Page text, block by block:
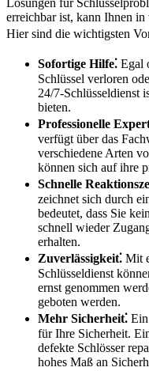
Lösungen für
erreichbar ist, kann Ihnen
Hier sind die wichtigsten
Sofortige Hilfe⁚ Egal
Schlüssel verloren
24/7-Schlüsseldienst
bieten.​
Professionelle
verfügt über das
verschiedene Arten
können sich auf ihre
Schnelle
zeichnet sich durch
bedeutet, dass Sie
schnell wieder
erhalten.​
Zuverlässigkeit⁚ Mit
Schlüsseldienst
ernst genommen
geboten werden.​
Mehr Sicherheit⁚
für Ihre Sicherheit.​
defekte Schlösser
hohes Maß an